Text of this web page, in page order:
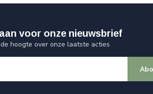
voor onze nieuwsbrief
hoogte over onze laatste acties